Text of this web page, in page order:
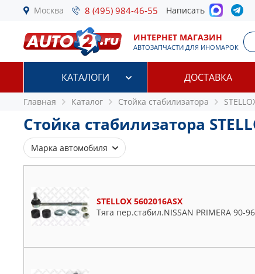
Москва 8 (495) 984-46-55 Написать
ИНТЕРНЕТ МАГАЗИН
АВТОЗАПЧАСТИ ДЛЯ ИНОМАРОК
КАТАЛОГИ ДОСТАВКА
Главная Каталог Стойка стабилизатора
Стойка стабилизатора
Марка автомобиля
Alfa Romeo
BMW
Chevrolet
Citroen
STELLOX 5602016ASX
Тяга пер.стабил.NISSAN PRIMERA 90-96